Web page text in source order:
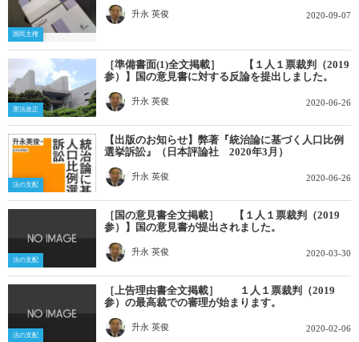
国民主権
升永 英俊 2020-09-07
憲法改正
［準備書面(1)全文掲載］ 【１人１票裁判（2019
参）】国の意見書に対する反論を提出しました。
升永 英俊 2020-06-26
法の支配
【出版のお知らせ】弊著『統治論に基づく人口比例
選挙訴訟』（日本評論社 2020年3月）
升永 英俊 2020-06-26
法の支配
［国の意見書全文掲載］ 【１人１票裁判（2019
参）】国の意見書が提出されました。
升永 英俊 2020-03-30
法の支配
［上告理由書全文掲載］ １人１票裁判（2019
参）の最高裁での審理が始まります。
升永 英俊 2020-02-06